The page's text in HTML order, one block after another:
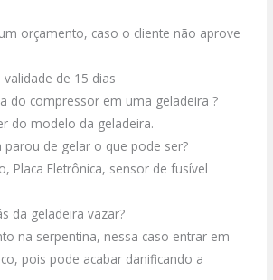
orçamento, caso o cliente não aprove
de 15 dias
do compressor em uma geladeira ?
do modelo da geladeira.
parou de gelar o que pode ser?
Placa Eletrônica, sensor de fusível
da geladeira vazar?
na serpentina, nessa caso entrar em
pois pode acabar danificando a